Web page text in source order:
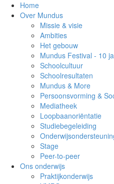
Home
Over Mundus
Missie & visie
Ambities
Het gebouw
Mundus Festival - 10
Schoolcultuur
Schoolresultaten
Mundus & More
Persoonsvorming &
Mediatheek
Loopbaanoriëntatie
Studiebegeleiding
Stage
Peer-to-peer
Ons onderwijs
Praktijkonderwijs